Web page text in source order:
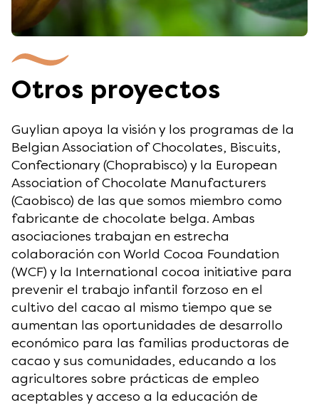
Otros proyectos
Guylian apoya la visión y los programas de la
Belgian Association of Chocolates, Biscuits,
Confectionary (Choprabisco) y la European
Association of Chocolate Manufacturers
(Caobisco) de las que somos miembro como
fabricante de chocolate belga. Ambas
asociaciones trabajan en estrecha
colaboración con World Cocoa Foundation
(WCF) y la International cocoa initiative para
prevenir el trabajo infantil forzoso en el
cultivo del cacao al mismo tiempo que se
aumentan las oportunidades de desarrollo
económico para las familias productoras de
cacao y sus comunidades, educando a los
agricultores sobre prácticas de empleo
aceptables y acceso a la educación de